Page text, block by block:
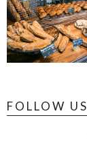
FOLLOW US